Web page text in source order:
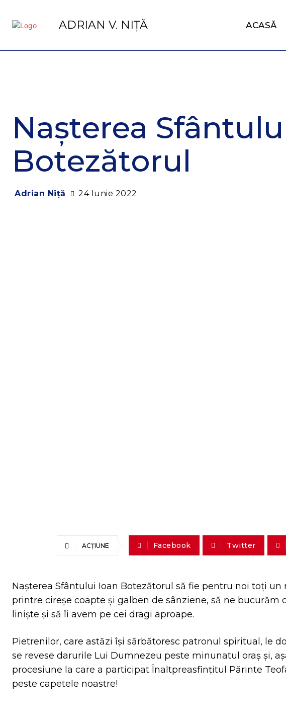
ADRIAN V. NIȚĂ ACASĂ
Nașterea
Botezătorul
Adrian Niță 24 Iunie 2022
ACȚIUNE Facebook Twitter
Nașterea Sfântului Ioan Botezătorul să fie pentru noi toți
printre cireșe coapte și galben de sânziene, să ne bucurăm
liniște și să îi avem pe cei dragi aproape.
Pietrenilor, care astăzi își sărbătoresc patronul spiritual, le
se revese darurile Lui Dumnezeu peste minunatul oraș și,
procesiune la care a participat Înaltpreasfințitul Părinte
peste capetele noastre!